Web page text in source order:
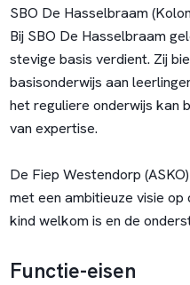
SBO De Hasselbraam
Bij SBO De Hasselbraam
stevige basis verdient. Zij
basisonderwijs aan
het reguliere onderwijs kan
van expertise.
De Fiep Westendorp
met een ambitieuze visie
kind welkom is en de
Functie-eisen